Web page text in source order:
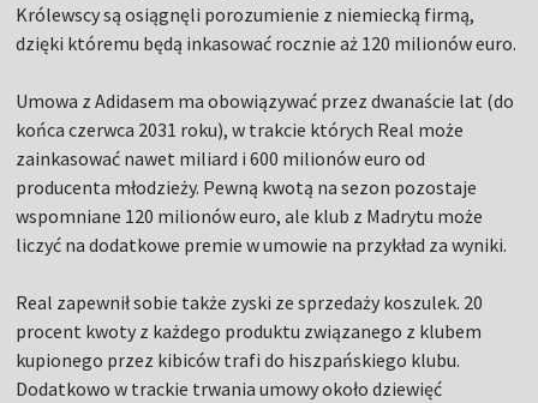
Królewscy są osiągnęli porozumienie z niemiecką firmą,
dzięki któremu będą inkasować rocznie aż 120 milionów euro.
Umowa z Adidasem ma obowiązywać przez dwanaście lat (do
końca czerwca 2031 roku), w trakcie których Real może
zainkasować nawet miliard i 600 milionów euro od
producenta młodzieży. Pewną kwotą na sezon pozostaje
wspomniane 120 milionów euro, ale klub z Madrytu może
liczyć na dodatkowe premie w umowie na przykład za wyniki.
Real zapewnił sobie także zyski ze sprzedaży koszulek. 20
procent kwoty z każdego produktu związanego z klubem
kupionego przez kibiców trafi do hiszpańskiego klubu.
Dodatkowo w trackie trwania umowy około dziewięć